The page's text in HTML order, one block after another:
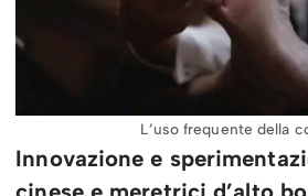
L’uso frequente della
Innovazione e